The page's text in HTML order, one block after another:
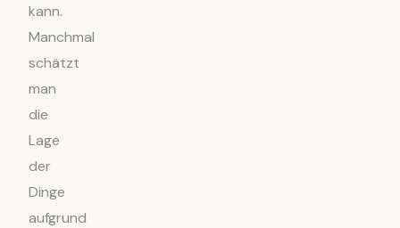
kann.
Manchmal
schätzt
man
die
Lage
der
Dinge
aufgrund